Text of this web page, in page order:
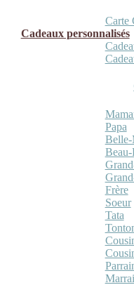
Carte
Cadeaux personnalisés
Papa
Belle-
Beau-
Frère
Soeur
Tata